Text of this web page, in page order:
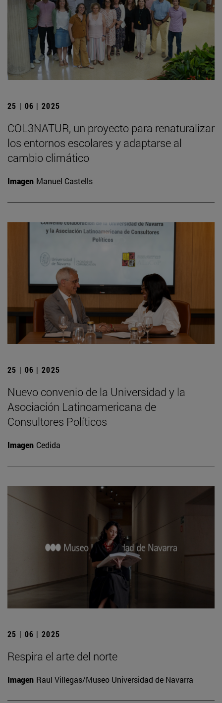
25 | 06 | 2025
COL3NATUR, un proyecto para renaturalizar
los entornos escolares y adaptarse al
cambio climático
Imagen Manuel Castells
25 | 06 | 2025
Nuevo convenio de la Universidad y la
Asociación Latinoamericana de
Consultores Políticos
Imagen Cedida
25 | 06 | 2025
Respira el arte del norte
Imagen Raul Villegas/Museo Universidad de Navarra